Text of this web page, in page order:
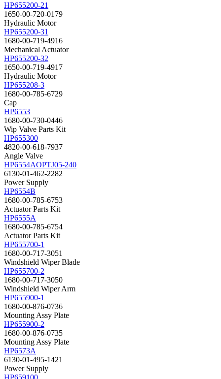
HP655200-21
1650-00-720-0179
Hydraulic Motor
HP655200-31
1680-00-719-4916
Mechanical Actuator
HP655200-32
1650-00-719-4917
Hydraulic Motor
HP655208-3
1680-00-785-6729
Cap
HP6553
1680-00-730-0446
Wip Valve Parts Kit
HP655300
4820-00-618-7937
Angle Valve
HP6554AOPTJ05-240
6130-01-462-2282
Power Supply
HP6554B
1680-00-785-6753
Actuator Parts Kit
HP6555A
1680-00-785-6754
Actuator Parts Kit
HP655700-1
1680-00-717-3051
Windshield Wiper Blade
HP655700-2
1680-00-717-3050
Windshield Wiper Arm
HP655900-1
1680-00-876-0736
Mounting Assy Plate
HP655900-2
1680-00-876-0735
Mounting Assy Plate
HP6573A
6130-01-495-1421
Power Supply
HP659100